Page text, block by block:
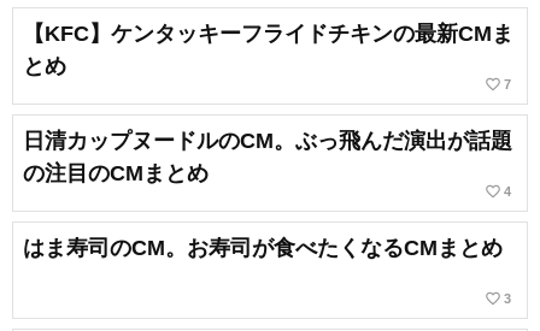
【KFC】ケンタッキーフライドチキンの最新CMま
とめ
favorite_border 7
日清カップヌードルのCM。ぶっ飛んだ演出が話題
の注目のCMまとめ
favorite_border 4
はま寿司のCM。お寿司が食べたくなるCMまとめ
favorite_border 3